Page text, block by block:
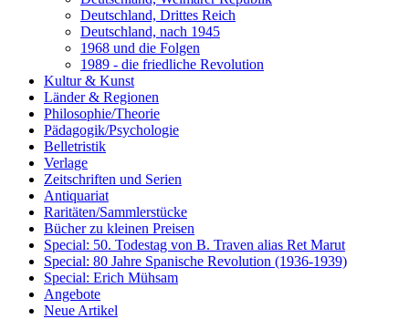
Deutschland, Drittes Reich
Deutschland, nach 1945
1968 und die Folgen
1989 - die friedliche Revolution
Kultur & Kunst
Länder & Regionen
Philosophie/Theorie
Pädagogik/Psychologie
Belletristik
Verlage
Zeitschriften und Serien
Antiquariat
Raritäten/Sammlerstücke
Bücher zu kleinen Preisen
Special: 50. Todestag von B. Traven alias Ret Marut
Special: 80 Jahre Spanische Revolution (1936-1939)
Special: Erich Mühsam
Angebote
Neue Artikel